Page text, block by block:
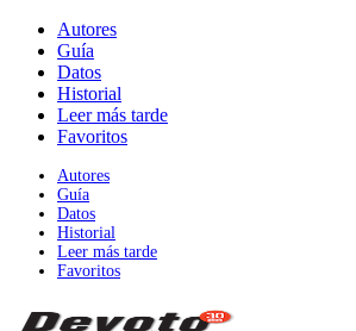
Autores
Guía
Datos
Historial
Leer más tarde
Favoritos
Autores
Guía
Datos
Historial
Leer más tarde
Favoritos